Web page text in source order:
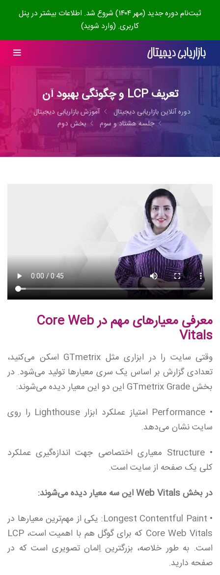
ثبت‌نام دوره جدید (مهر ۱۴۰۴) شروع شد. اطلاعات بیشتر در پنل
کاربری. (وارد شوید)
تعریف LCP و چگونگی بهبود آن
دوره آنلاین بازاریابی دیجیتال
آموزش بازاریابی دیجیتال
جلسه هشتاد و سوم
بخش دوم
معرفی معیارهای مهم در Core Web
Vitals
وقتی سایت را در ابزاری مثل GTmetrix اسکن می‌کنید،
تعدادی گزارش‌ بر اساس یک سری معیارها تولید می‌شود. در
بخش GTmetrix Grade این دو این معیار دیده می‌شوند:
• Performance امتیاز عملکرد ابزار Lighthouse را روی
سایت نشان می‌دهد.
• Structure معیاری اختصاصی جهت اندازه‌گیری عملکرد
کلی یک صفحه از سایت است.
در بخش Web Vitals این سه معیار دیده می‌شوند:
• Longest Contentful Paint: یکی از مهم‌ترین معیارها در
Core Web Vitals که برای گوگل هم با اهمیت است، LCP
است. به طور خلاصه، بزرگترین اِلمان تصویری است که در
صفحه دارید.